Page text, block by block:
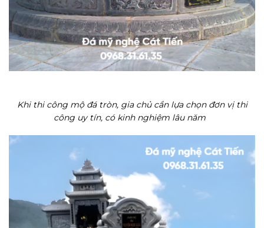
Khi thi công mộ đá tròn, gia chủ cần lựa chọn đơn vị thi
công uy tín, có kinh nghiệm lâu năm